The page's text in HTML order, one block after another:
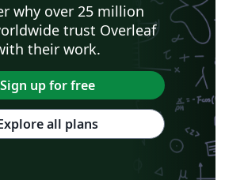
why over 25 million
trust Overleaf
their work.
Sign up for free
all plans